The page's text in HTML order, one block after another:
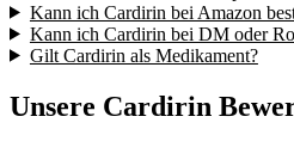
Kann ich Cardirin bei Amazon
Kann ich Cardirin bei DM oder
Gilt Cardirin als Medikament?
Unsere Cardirin